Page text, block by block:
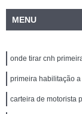
MENU
onde tirar cnh
primeira habilitação
carteira de motorista